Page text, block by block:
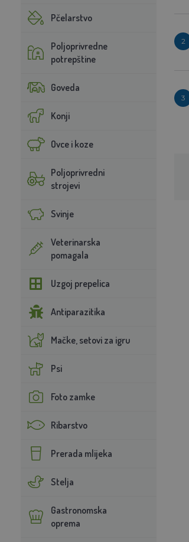
Pčelarstvo
Poljoprivredne
potrepštine
Goveda
Konji
Ovce i koze
Poljoprivredni
strojevi
Svinje
Veterinarska
pomagala
Uzgoj prepelica
Antiparazitika
Mačke, setovi za igru
Psi
Foto zamke
Ribarstvo
Prerada mlijeka
Stelja
Gastronomska
oprema
2
3